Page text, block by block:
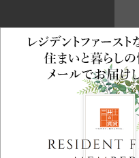
東京都
〒107-
三井